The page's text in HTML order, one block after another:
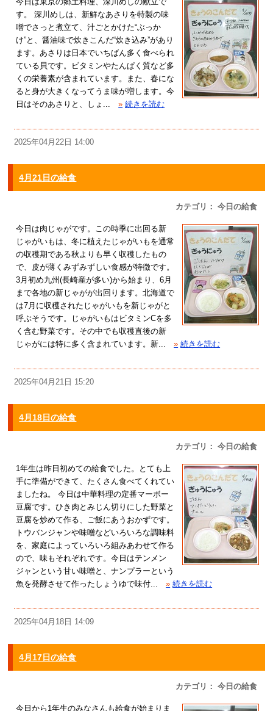
す。 深川めしは、新鮮なあさりを特製の味
噌でさっと煮立て、汁ごとかけた“ぶっか
け”と、醤油味で炊きこんだ“炊き込み”があり
ます。あさりは日本でいちばん多く食べられ
ている貝です。ビタミンやたんぱく質など多
くの栄養素が含まれています。また、春にな
ると身が大きくなってうま味が増します。今
日はそのあさりと、しょ...
» 続きを読む
2025年04月22日 14:00
4月21日の給食
カテゴリ： 今日の給食
今日は肉じゃがです。この時季に出回る新
じゃがいもは、冬に植えたじゃがいもを通常
の収穫期である秋よりも早く収穫したもの
で、皮が薄くみずみずしい食感が特徴です。
3月初め九州(長崎産が多い)から始まり、6月
まで各地の新じゃがが出回ります。北海道で
は7月に収穫されたじゃがいもを新じゃがと
呼ぶそうです。じゃがいもはビタミンCを多
く含む野菜です。その中でも収穫直後の新
じゃがには特に多く含まれています。新...
» 続きを読む
2025年04月21日 15:20
4月18日の給食
カテゴリ： 今日の給食
1年生は昨日初めての給食でした。とても上
手に準備ができて、たくさん食べてくれてい
ましたね。 今日は中華料理の定番マーボー
豆腐です。ひき肉とみじん切りにした野菜と
豆腐を炒めて作る、ご飯にあうおかずです。
トウバンジャンや味噌などいろいろな調味料
を、家庭によっていろいろ組みあわせて作る
ので、味もそれぞれです。今日はテンメン
ジャンという甘い味噌と、ナンプラーという
魚を発酵させて作ったしょうゆで味付...
» 続きを読む
2025年04月18日 14:09
4月17日の給食
カテゴリ： 今日の給食
今日から1年生のみなさんも給食が始まりま